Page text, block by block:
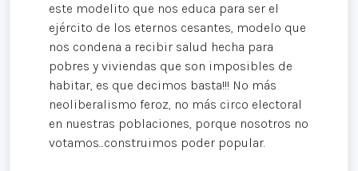
este modelito que nos educa para ser el
ejército de los eternos cesantes, modelo que
nos condena a recibir salud hecha para
pobres y viviendas que son imposibles de
habitar, es que decimos basta!!! No más
neoliberalismo feroz, no más circo electoral
en nuestras poblaciones, porque nosotros no
votamos...construimos poder popular.